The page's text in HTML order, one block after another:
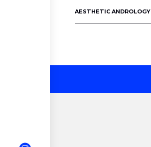
AESTHETIC ANDROLOGY